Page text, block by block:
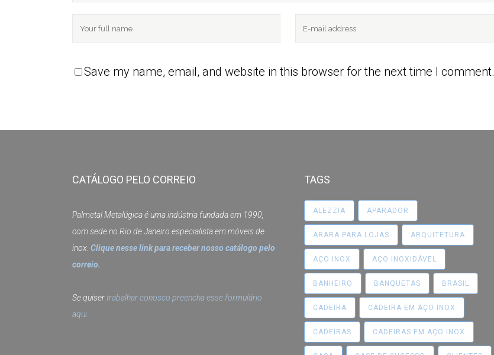
Save my name, email, and website in this browser for the next time I comment.
CATÁLOGO PELO CORREIO
Palmetal Metalúgica é uma indústria fundada em 1990,
com sede no Rio de Janeiro especialista em móveis de
inox. Clique nesse link para receber nosso catálogo pelo
correio.
Se quisertrabalhar conosco preencha esse formulário
aqui.
TAGS
ALEZZIA APARADOR
ARARA PARA LOJAS ARQUITETURA
AÇO INOX AÇO INOXIDÁVEL
BANHEIRO BANQUETAS BRASIL
CADEIRA CADEIRA EM AÇO INOX
CADEIRAS CADEIRAS EM AÇO INOX